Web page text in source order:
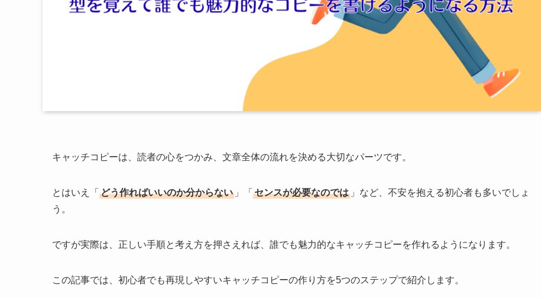
キャッチコピーは、読者の心をつかみ、文章全体の流れを決める大切なパーツです。
とはいえ「 どう作ればいいのか分からない 」「 センスが必要なのでは 」など、不安を抱える初心者も多いでしょ
う。
ですが実際は、正しい手順と考え方を押さえれば、誰でも魅力的なキャッチコピーを作れるようになります。
この記事では、初心者でも再現しやすいキャッチコピーの作り方を5つのステップで紹介します。